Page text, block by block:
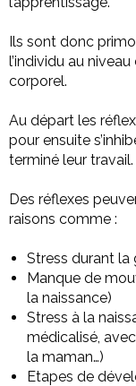
Ils sont donc
l’individu au
corporel.
Au départ les
pour ensuite
terminé leur travail.
Des réflexes
raisons comme :
Stress durant la
Manque de
la naissance)
Stress à la
médicalisé,
la maman…)
Etapes de